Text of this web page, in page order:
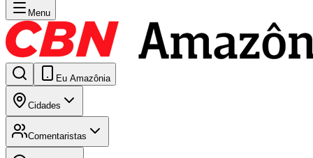
Menu
Eu Amazônia
Cidades
Comentaristas